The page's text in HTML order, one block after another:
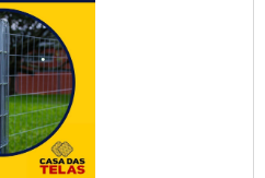
de alta qualidade,
além de contar com
para a realização do
e segura. Não é à
é considerada uma
de cercamentos do